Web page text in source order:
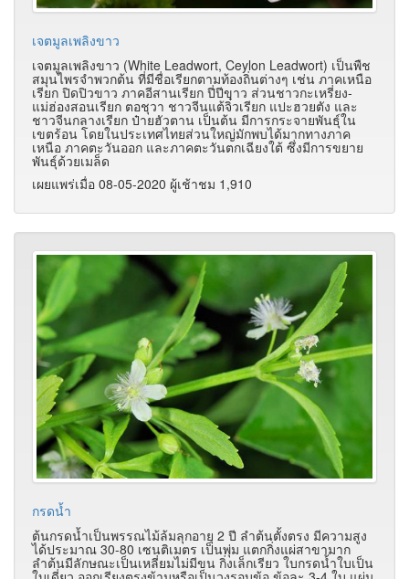
เจตมูลเพลิงขาว
เจตมูลเพลิงขาว (White Leadwort, Ceylon Leadwort) เป็นพืช
สมุนไพรจำพวกต้น ที่มีชื่อเรียกตามท้องถิ่นต่างๆ เช่น ภาคเหนือ
เรียก ปิดปิวขาว ภาคอีสานเรียก ปี่ปีขาว ส่วนชาวกะเหรี่ยง-
แม่ฮ่องสอนเรียก ตอชุวา ชาวจีนแต้จิ๋วเรียก แปะฮวยตัง และ
ชาวจีนกลางเรียก ป๋ายฮัวตาน เป็นต้น มีการกระจายพันธุ์ใน
เขตร้อน โดยในประเทศไทยส่วนใหญ่มักพบได้มากทางภาค
เหนือ ภาคตะวันออก และภาคตะวันตกเฉียงใต้ ซึ่งมีการขยาย
พันธุ์ด้วยเมล็ด
เผยแพร่เมื่อ 08-05-2020 ผู้เช้าชม 1,910
กรดน้ำ
ต้นกรดน้ำเป็นพรรณไม้ล้มลุกอายุ 2 ปี ลำต้นตั้งตรง มีความสูง
ได้ประมาณ 30-80 เซนติเมตร เป็นพุ่ม แตกกิ่งแผ่สาขามาก
ลำต้นมีลักษณะเป็นเหลี่ยมไม่มีขน กิ่งเล็กเรียว ใบกรดน้ำใบเป็น